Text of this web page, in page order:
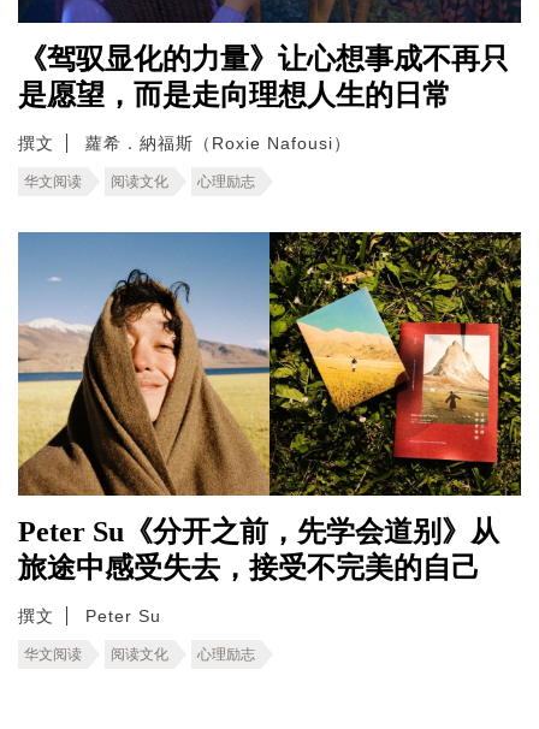
《驾驭显化的力量》让心想事成不再只
是愿望，而是走向理想人生的日常
撰文 蘿希．納福斯（Roxie Nafousi）
华文阅读 阅读文化 心理励志
Peter Su《分开之前，先学会道别》从
旅途中感受失去，接受不完美的自己
撰文 Peter Su
华文阅读 阅读文化 心理励志